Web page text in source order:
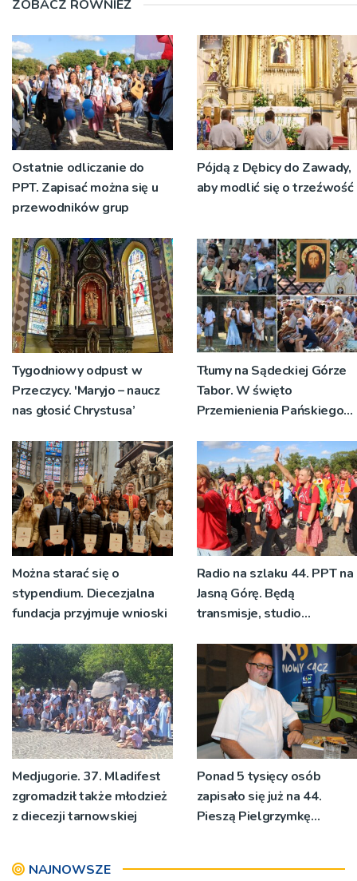
ZOBACZ RÓWNIEŻ
Ostatnie odliczanie do
PPT. Zapisać można się u
przewodników grup
Pójdą z Dębicy do Zawady,
aby modlić się o trzeźwość
Tygodniowy odpust w
Przeczycy. 'Maryjo – naucz
nas głosić Chrystusa’
Tłumy na Sądeckiej Górze
Tabor. W święto
Przemienienia Pańskiego
znaczeniu Sakramentów
[ZDJĘCIA]
Można starać się o
stypendium. Diecezjalna
fundacja przyjmuje wnioski
Radio na szlaku 44. PPT na
Jasną Górę. Będą
transmisje, studio
pozdrowienia
Medjugorie. 37. Mladifest
zgromadził także młodzież
z diecezji tarnowskiej
Ponad 5 tysięcy osób
zapisało się już na 44.
Pieszą Pielgrzymkę
NAJNOWSZE